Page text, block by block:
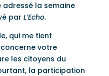
adressé la semaine
par L’Echo.
qui me tient
votre
les citoyens du
la participation